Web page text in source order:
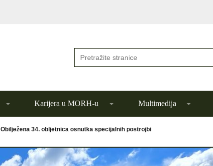
Karijera u MORH-u Multimedija
Obilježena 34. obljetnica osnutka specijalnih postrojbi